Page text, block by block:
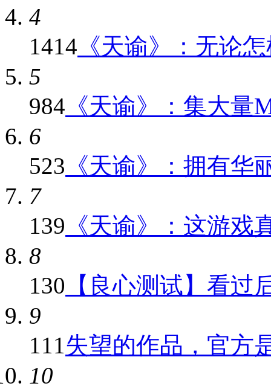
4
1414 《天谕》：无论
5
984 《天谕》：集大量
6
523 《天谕》：拥有华
7
139 《天谕》：这游戏
8
130 【良心测试】看过
9
111 失望的作品，官方
10